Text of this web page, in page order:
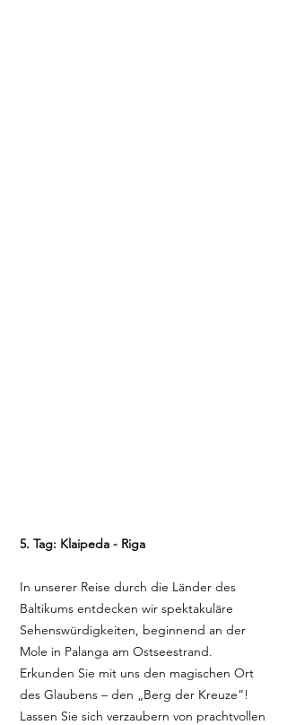
5. Tag: Klaipeda - Riga
In unserer Reise durch die Länder des
Baltikums entdecken wir spektakuläre
Sehenswürdigkeiten, beginnend an der
Mole in Palanga am Ostseestrand.
Erkunden Sie mit uns den magischen Ort
des Glaubens – den „Berg der Kreuze“!
Lassen Sie sich verzaubern von prachtvollen